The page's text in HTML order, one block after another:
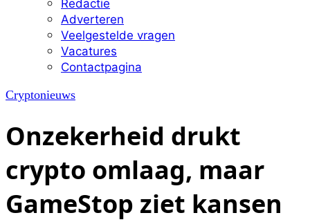
Redactie
Adverteren
Veelgestelde vragen
Vacatures
Contactpagina
Cryptonieuws
Onzekerheid drukt
crypto omlaag, maar
GameStop ziet kansen